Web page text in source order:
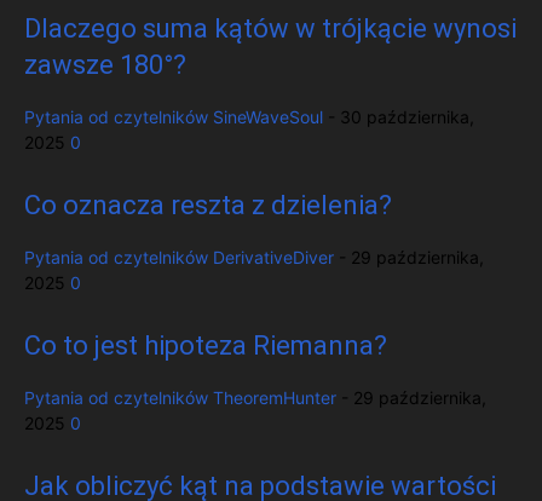
Dlaczego suma kątów w trójkącie wynosi
zawsze 180°?
Pytania od czytelników SineWaveSoul
30 października,
2025 0
Co oznacza reszta z dzielenia?
Pytania od czytelników DerivativeDiver
29 października,
2025 0
Co to jest hipoteza Riemanna?
Pytania od czytelników TheoremHunter
29 października,
2025 0
Jak obliczyć kąt na podstawie wartości